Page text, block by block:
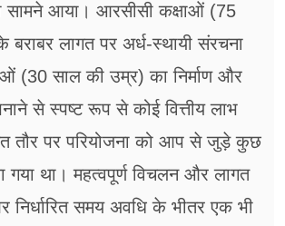
सामने आया। आरसीसी कक्षाओं (75
लागत पर अर्ध-स्थायी संरचना
(30 साल की उम्र) का निर्माण और
से स्पष्ट रूप से कोई वित्तीय लाभ
तौर पर परियोजना को आप से जुड़े कुछ
गया था। महत्वपूर्ण विचलन और लागत
निर्धारित समय अवधि के भीतर एक भी